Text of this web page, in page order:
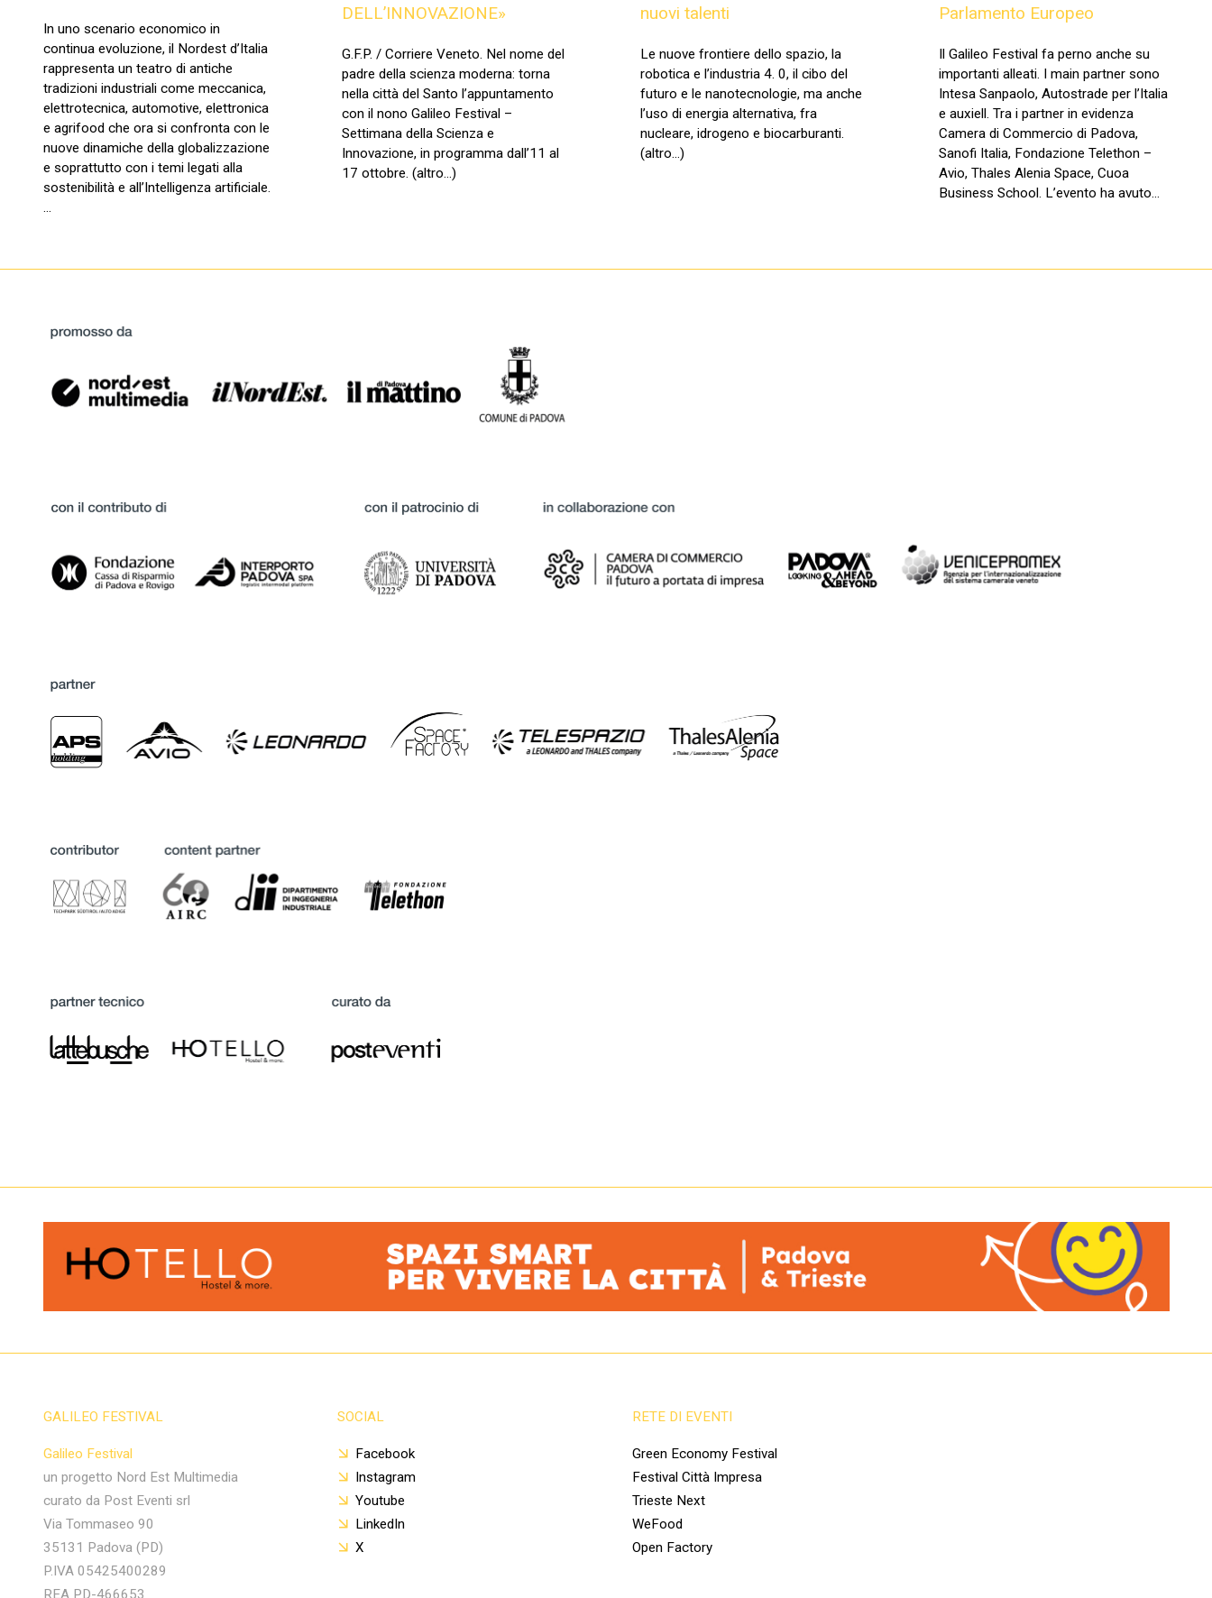
In uno scenario economico in
continua evoluzione, il Nordest d’Italia
rappresenta un teatro di antiche
tradizioni industriali come meccanica,
elettrotecnica, automotive, elettronica
e agrifood che ora si confronta con le
nuove dinamiche della globalizzazione
e soprattutto con i temi legati alla
sostenibilità e all’Intelligenza artificiale.
…
DELL’INNOVAZIONE»
G.F.P. / Corriere Veneto. Nel nome del
padre della scienza moderna: torna
nella città del Santo l’appuntamento
con il nono Galileo Festival –
Settimana della Scienza e
Innovazione, in programma dall’11 al
17 ottobre. (altro…)
nuovi talenti
Le nuove frontiere dello spazio, la
robotica e l’industria 4. 0, il cibo del
futuro e le nanotecnologie, ma anche
l’uso di energia alternativa, fra
nucleare, idrogeno e biocarburanti.
(altro…)
Parlamento Europeo
Il Galileo Festival fa perno anche su
importanti alleati. I main partner sono
Intesa Sanpaolo, Autostrade per l’Italia
e auxiell. Tra i partner in evidenza
Camera di Commercio di Padova,
Sanofi Italia, Fondazione Telethon –
Avio, Thales Alenia Space, Cuoa
Business School. L’evento ha avuto…
GALILEO FESTIVAL
Galileo Festival
un progetto Nord Est Multimedia
curato da Post Eventi srl
Via Tommaseo 90
35131 Padova (PD)
P.IVA 05425400289
REA PD-466653
SOCIAL
Facebook
Instagram
Youtube
LinkedIn
X
RETE DI EVENTI
Green Economy Festival
Festival Città Impresa
Trieste Next
WeFood
Open Factory